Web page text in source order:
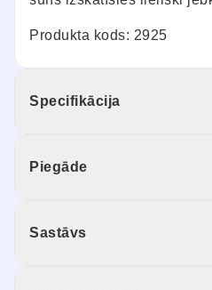
Produkta kods: 2925
Specifikācija
Piegāde
Sastāvs